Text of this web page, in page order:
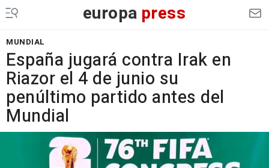
europa press
MUNDIAL
España jugará contra Irak en
Riazor el 4 de junio su
penúltimo partido antes del
Mundial